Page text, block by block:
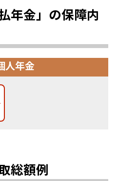
年金」の保障内
人年金
総額例